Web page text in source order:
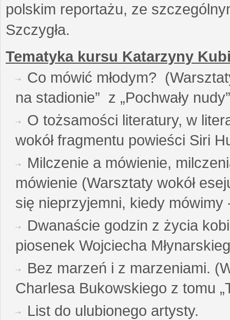
polskim reportażu, ze
Szczygła.
Tematyka kursu Katarzyny
Co mówić młodym?
na stadionie” z „Pochwały
O tożsamości literatury, w
wokół fragmentu powieści Siri
Milczenie a mówienie,
mówienie (Warsztaty wokół
się nieprzyjemni, kiedy mówimy
Dwanaście godzin z życia
piosenek Wojciecha
Bez marzeń i z marzeniami.
Charlesa Bukowskiego z tomu
List do ulubionego artysty.